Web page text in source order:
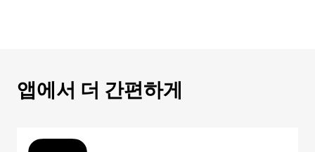
앱에서 더 간편하게